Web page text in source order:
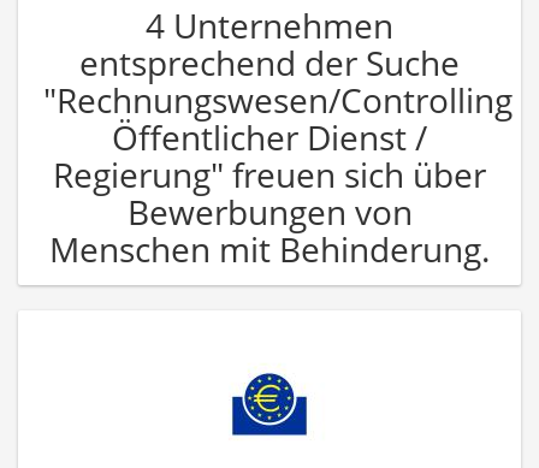
4 Unternehmen
entsprechend der Suche
"Rechnungswesen/Controlling
Öffentlicher Dienst /
Regierung" freuen sich über
Bewerbungen von
Menschen mit Behinderung.